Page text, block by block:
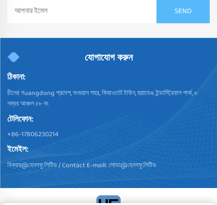
যোগাযোগ করুন
ঠিকানা:
চীনের গuangdong প্রদেশ, দংগুয়ান শহর, কিয়াওতৌ টাউন, হুয়াডেঙ ইন্ডাস্ট্রিয়াল পার্ক, ৮
নম্বর আঞ্চল ৫৮ নং
টেলিফোন:
+86-17806230214
ইমেইল:
বিক্রয়@হেনগফু.লিটিড/ Contact E-maill:সোডা@হেনগফু.লিটিড